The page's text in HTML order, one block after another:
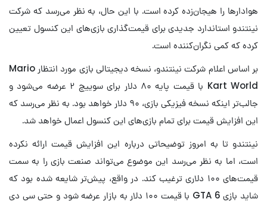
هوادارها را هیجان‌زده کرده است. با این حال، به نظر می‌رسد که شرکت
نینتندو استاندارد جدیدی برای قیمت‌گذاری بازی‌های این کنسول تعیین
کرده که کمی نگران‌کننده است.
بر اساس اعلام شرکت نینتندو، نسخه دیجیتالی بازی مورد انتظار Mario
Kart World با قیمت پایه ۸۰ دلار برای سوییچ ۲ عرضه می‌شود و
جالب‌تر اینکه نسخه فیزیکی بازی، ۹۰ دلار خواهد بود. به نظر می‌رسد که
این افزایش قیمت برای تمام بازی‌های این کنسول اعمال خواهد شد.
نینتندو تا به امروز توضیحاتی درباره این افزایش قیمت ارائه نکرده
است، اما به نظر می‌رسد این موضوع می‌تواند صنعت بازی را به سمت
قیمت‌های ۱۰۰ دلاری ترغیب کند. در واقع، پیش‌تر شایعه شده بود که
شاید بازی GTA 6 با قیمت ۱۰۰ دلار به بازار عرضه شود و حتی سی دی